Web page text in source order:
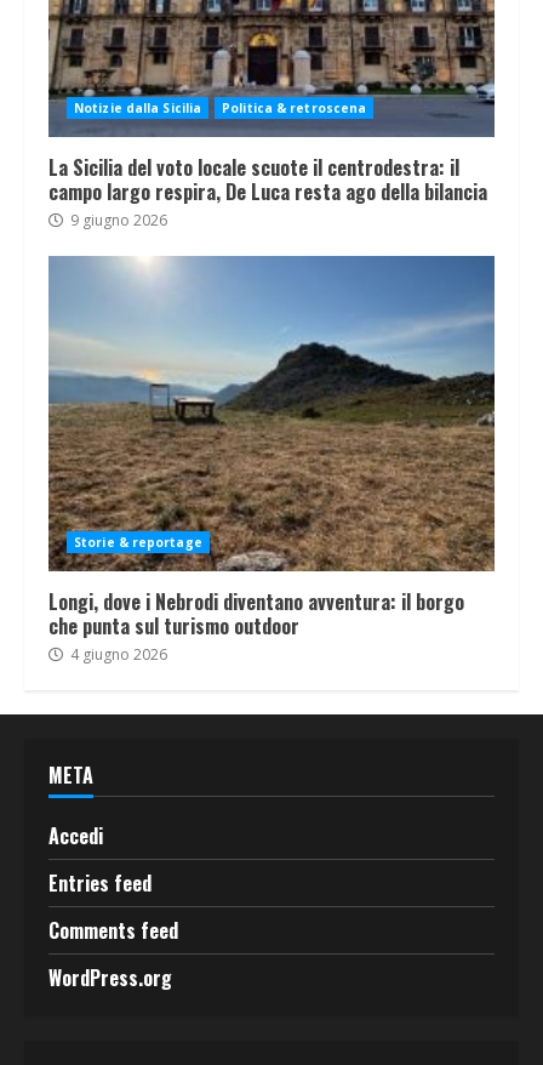
Notizie dalla Sicilia Politica & retroscena
La Sicilia del voto locale scuote il centrodestra: il
campo largo respira, De Luca resta ago della bilancia
9 giugno 2026
Storie & reportage
Longi, dove i Nebrodi diventano avventura: il borgo
che punta sul turismo outdoor
4 giugno 2026
META
Accedi
Entries feed
Comments feed
WordPress.org